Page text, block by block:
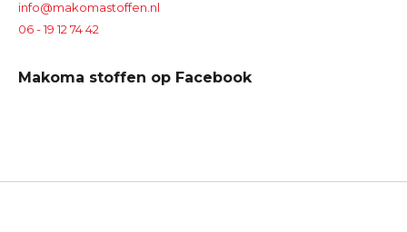
info@makomastoffen.nl
06 - 19 12 74 42
Makoma stoffen op Facebook